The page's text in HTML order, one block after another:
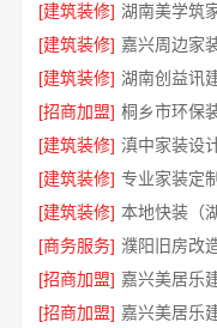
[建筑装修] 湖南美学筑
[建筑装修] 嘉兴周边家
[建筑装修]
[招商加盟] 桐乡市环保
[建筑装修]
[建筑装修]
[建筑装修]
[商务服务]
[招商加盟]
[招商加盟]